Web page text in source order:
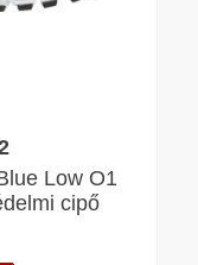
Low O1
cipő